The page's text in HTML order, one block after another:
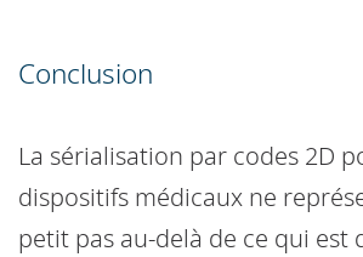
Conclusion
La sérialisation par codes 2D
dispositifs médicaux ne
petit pas au-delà de ce qui est